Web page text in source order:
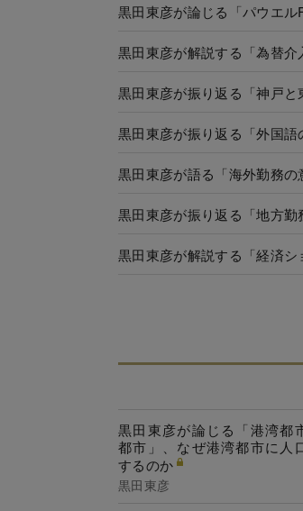
黒田東彦が論じる「パウエ
黒田東彦が解説する「為替
黒田東彦が振り返る「神戸
黒田東彦が振り返る「外国
黒田東彦が語る「海外勤務
黒田東彦が振り返る「地方
黒田東彦が解説する「経済
黒田東彦が論じる「港湾都
都市」、なぜ港湾都市に人
するのか
黒田東彦